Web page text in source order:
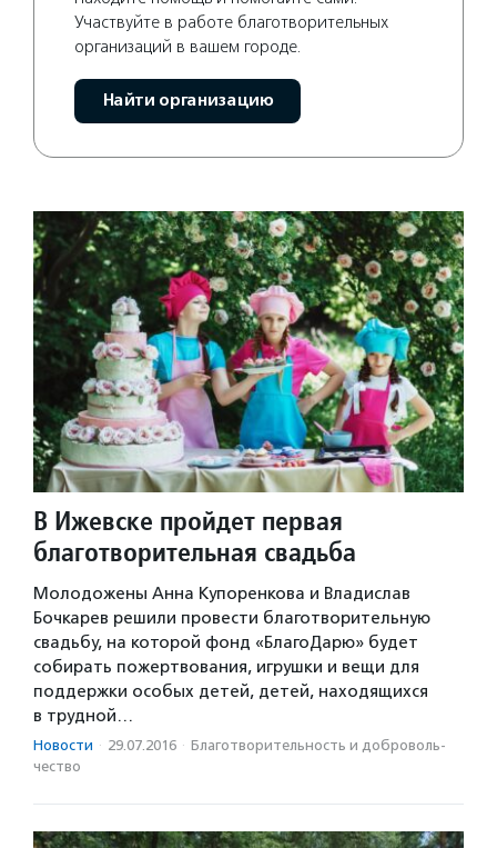
Участвуйте в работе благотворительных
организаций в вашем городе.
Найти организацию
В Ижевске пройдет первая
благотворительная свадьба
Молодожены Анна Купоренкова и Владислав
Бочкарев решили провести благотворительную
свадьбу, на которой фонд «БлагоДарю» будет
собирать пожертвования, игрушки и вещи для
поддержки особых детей, детей, находящихся
в трудной…
Новости · 29.07.2016 · Благотвори­тель­ность и доброволь­
чест­во